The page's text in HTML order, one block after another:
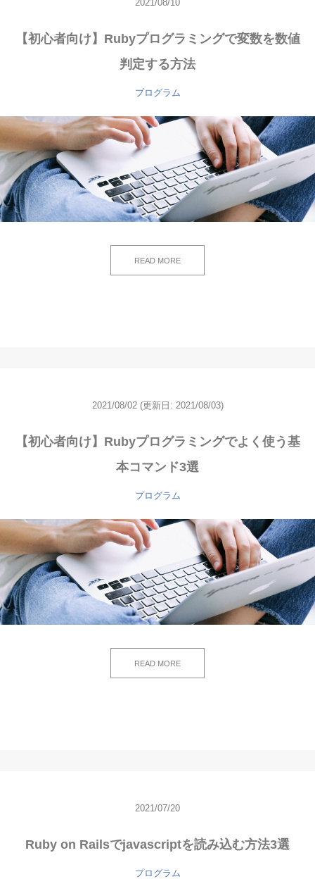
2021/08/10
【初心者向け】Rubyプログラミングで変数を数値
判定する方法
プログラム
READ MORE
2021/08/02 (更新日: 2021/08/03)
【初心者向け】Rubyプログラミングでよく使う基
本コマンド3選
プログラム
READ MORE
2021/07/20
Ruby on Railsでjavascriptを読み込む方法3選
プログラム